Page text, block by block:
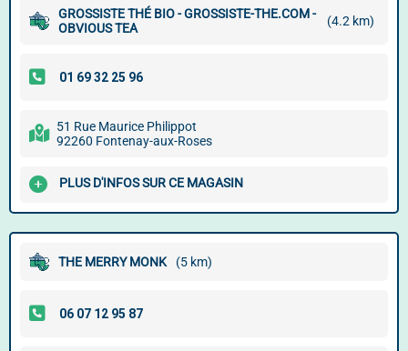
GROSSISTE THÉ BIO - GROSSISTE-THE.COM -
OBVIOUS TEA
(4.2 km)
51 Rue Maurice Philippot
92260 Fontenay-aux-Roses
PLUS D'INFOS SUR CE MAGASIN
THE MERRY MONK (5 km)